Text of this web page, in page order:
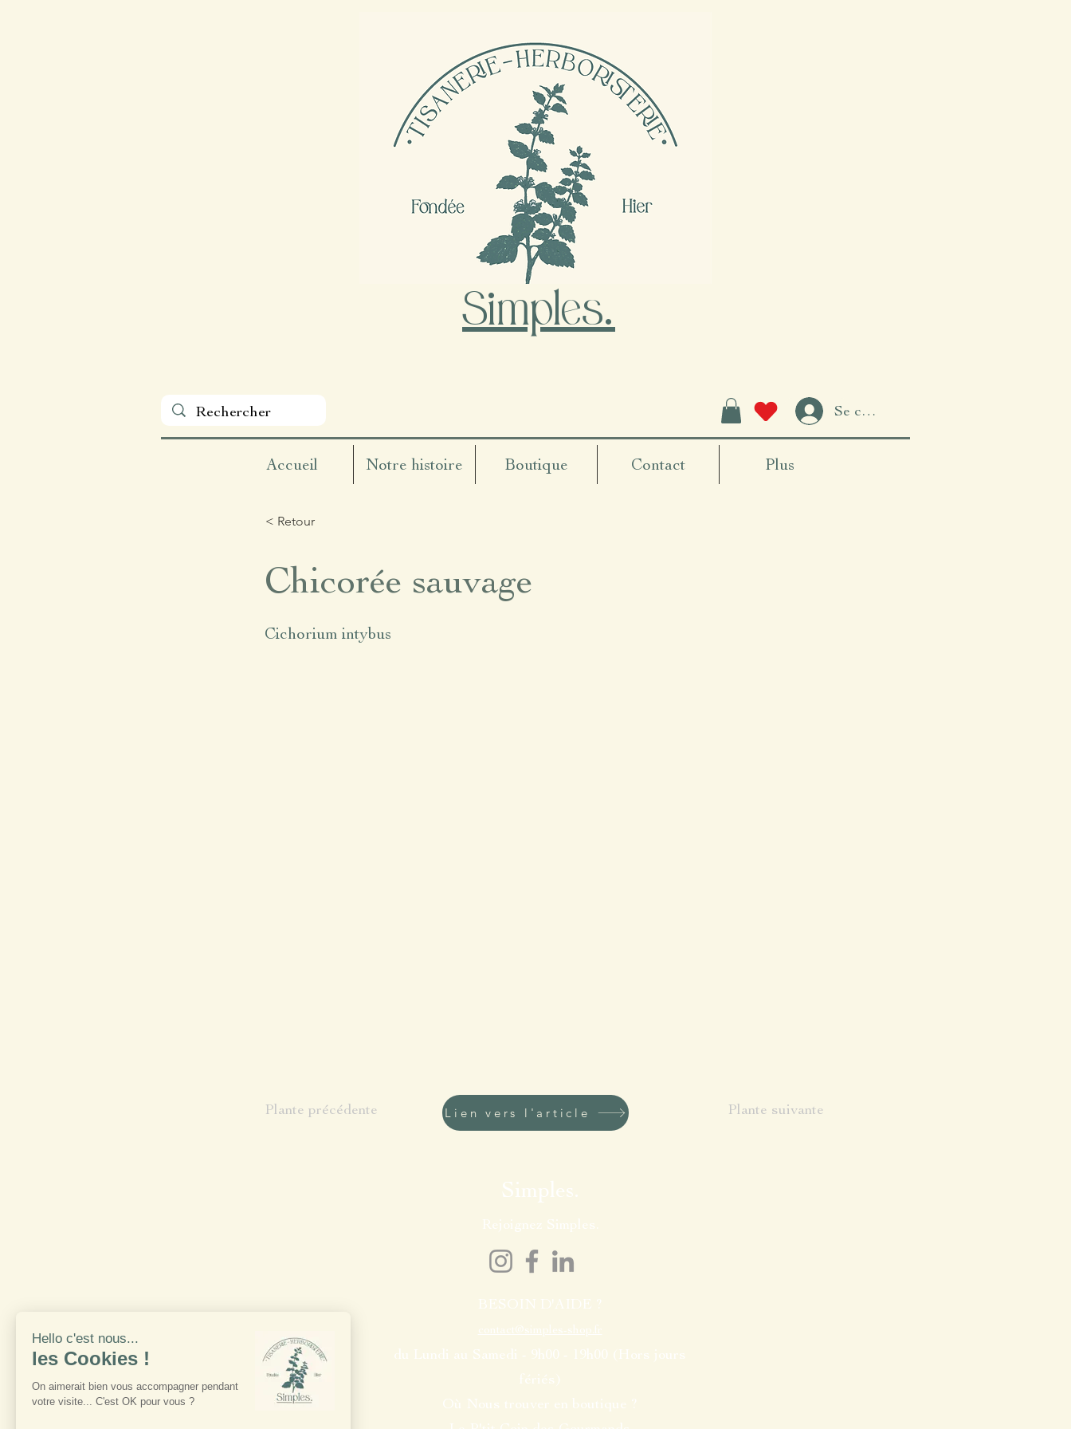
Simples.©
Se connecter
Accueil Notre histoire Boutique Contact Plus
< Retour
Chicorée sauvage
Cichorium intybus
Plante précédente Lien vers l'article Plante suivante
Simples.
Rejoignez Simples.
BESOIN D'AIDE ?
contact@simples-shop.fr
du Lundi au Samedi - 9h00 - 19h00 (Hors jours
fériés)
Où Nous trouver en boutique ?